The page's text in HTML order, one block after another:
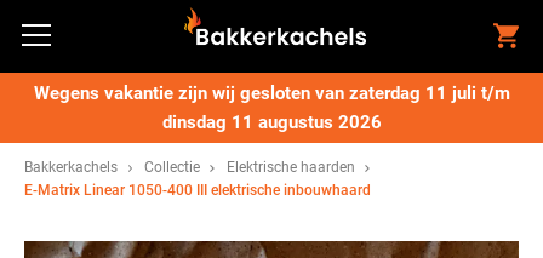
Wegens vakantie zijn wij gesloten van zaterdag 11 juli t/m
dinsdag 11 augustus 2026
Bakkerkachels Collectie
Elektrische haarden
E-Matrix Linear 1050-400 III elektrische inbouwhaard